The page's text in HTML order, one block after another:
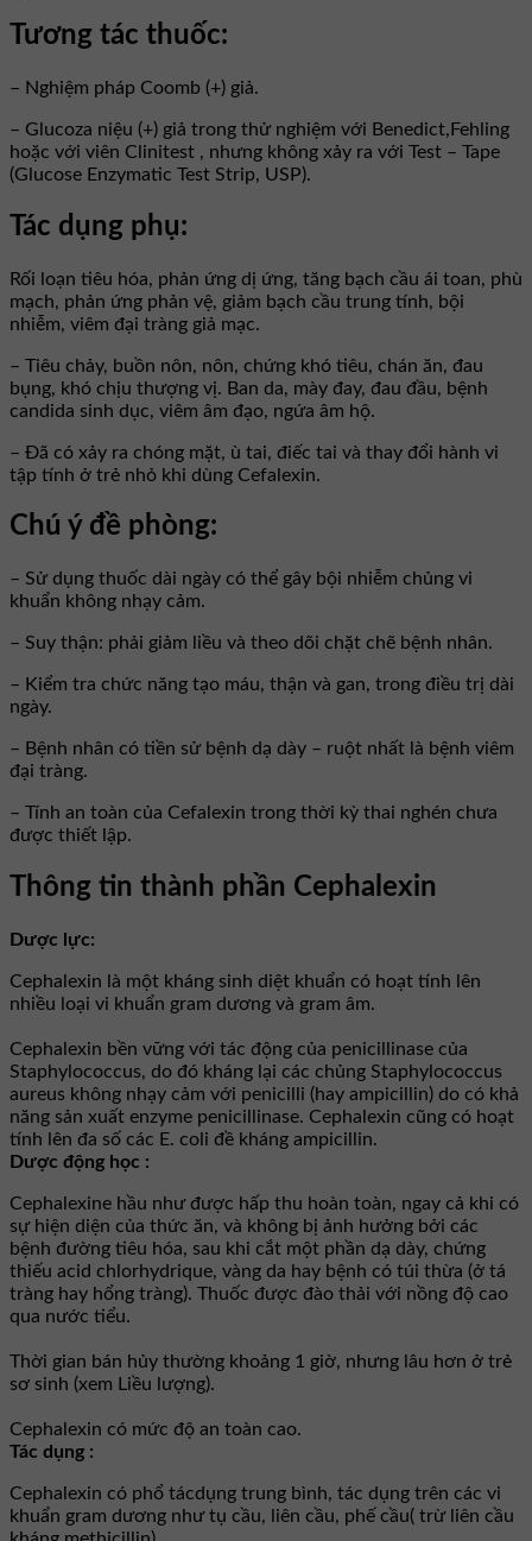
Tương tác thuốc:
– Nghiệm pháp Coomb (+) giả.
– Glucoza niệu (+) giả trong thử nghiệm với Benedict,Fehling
hoặc với viên Clinitest , nhưng không xảy ra với Test – Tape
(Glucose Enzymatic Test Strip, USP).
Tác dụng phụ:
Rối loạn tiêu hóa, phản ứng dị ứng, tăng bạch cầu ái toan, phù
mạch, phản ứng phản vệ, giảm bạch cầu trung tính, bội
nhiễm, viêm đại tràng giả mạc.
– Tiêu chảy, buồn nôn, nôn, chứng khó tiêu, chán ăn, đau
bụng, khó chịu thượng vị. Ban da, mày đay, đau đầu, bệnh
candida sinh dục, viêm âm đạo, ngứa âm hộ.
– Đã có xảy ra chóng mặt, ù tai, điếc tai và thay đổi hành vi
tập tính ở trẻ nhỏ khi dùng Cefalexin.
Chú ý đề phòng:
– Sử dụng thuốc dài ngày có thể gây bội nhiễm chủng vi
khuẩn không nhạy cảm.
– Suy thận: phải giảm liều và theo dõi chặt chẽ bệnh nhân.
– Kiểm tra chức năng tạo máu, thận và gan, trong điều trị dài
ngày.
– Bệnh nhân có tiền sử bệnh dạ dày – ruột nhất là bệnh viêm
đại tràng.
– Tính an toàn của Cefalexin trong thời kỳ thai nghén chưa
được thiết lập.
Thông tin thành phần Cephalexin
Dược lực:
Cephalexin là một kháng sinh diệt khuẩn có hoạt tính lên
nhiều loại vi khuẩn gram dương và gram âm.
Cephalexin bền vững với tác động của penicillinase của
Staphylococcus, do đó kháng lại các chủng Staphylococcus
aureus không nhạy cảm với penicilli (hay ampicillin) do có khả
năng sản xuất enzyme penicillinase. Cephalexin cũng có hoạt
tính lên đa số các E. coli đề kháng ampicillin.
Dược động học :
Cephalexine hầu như được hấp thu hoàn toàn, ngay cả khi có
sự hiện diện của thức ăn, và không bị ảnh hưởng bởi các
bệnh đường tiêu hóa, sau khi cắt một phần dạ dày, chứng
thiếu acid chlorhydrique, vàng da hay bệnh có túi thừa (ở tá
tràng hay hổng tràng). Thuốc được đào thải với nồng độ cao
qua nước tiểu.
Thời gian bán hủy thường khoảng 1 giờ, nhưng lâu hơn ở trẻ
sơ sinh (xem Liều lượng).
Cephalexin có mức độ an toàn cao.
Tác dụng :
Cephalexin có phổ tácdụng trung bình, tác dụng trên các vi
khuẩn gram dương như tụ cầu, liên cầu, phế cầu( trừ liên cầu